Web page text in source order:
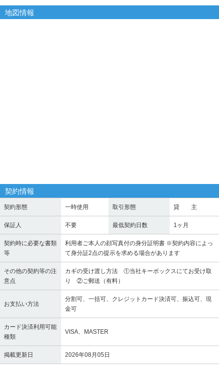
地図情報
契約情報
契約形態 一時使用 取引形態 貸 主
保証人 不要 最低契約日数 1ヶ月
契約時に必要な書類
等
利用者ご本人の顔写真付の身分証明書 ※契約内容によっ
て身分証2点の提示を求める場合があります
その他の契約等の注
意点
カギの受け渡し方法 ①当社キーボックスにてお受け取
り ②ご郵送（有料）
お支払い方法
分割可、一括可、クレジットカード決済可、振込可、現
金可
カード決済利用可能
種類
VISA、MASTER
掲載更新日 2026年08月05日